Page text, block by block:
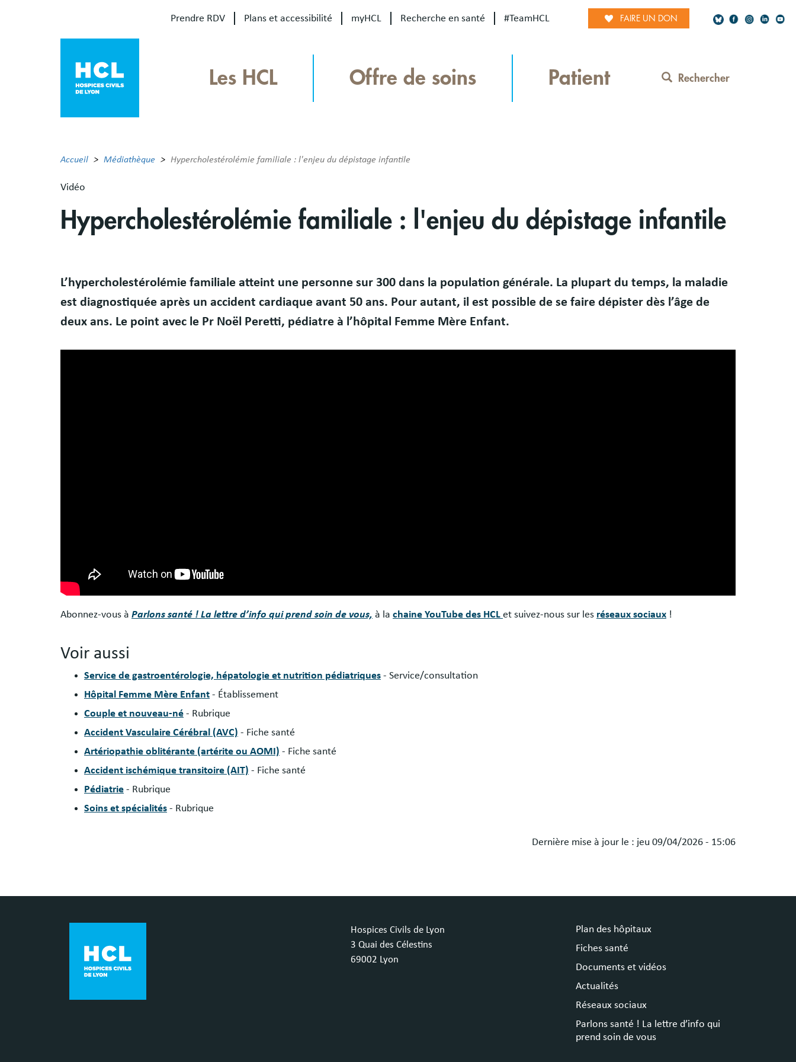
Prendre RDV Plans et accessibilité myHCL Recherche en santé #TeamHCL FAIRE UN DON
Network
Les HCL Offre de soins Patient Rechercher
Accueil Médiathèque Hypercholestérolémie familiale : l'enjeu du dépistage infantile
Vidéo
Hypercholestérolémie familiale : l'enjeu du dépistage infantile
Body
L’hypercholestérolémie familiale atteint une personne sur 300 dans la population générale. La plupart du temps, la maladie
est diagnostiquée après un accident cardiaque avant 50 ans. Pour autant, il est possible de se faire dépister dès l’âge de
deux ans. Le point avec le Pr Noël Peretti, pédiatre à l’hôpital Femme Mère Enfant.
Abonnez-vous à Parlons santé ! La lettre d’info qui prend soin de vous, à la chaine YouTube des HCL et suivez-nous sur les réseaux sociaux !
Voir aussi
Service de gastroentérologie, hépatologie et nutrition pédiatriques - Service/consultation
Hôpital Femme Mère Enfant - Établissement
Couple et nouveau-né - Rubrique
Accident Vasculaire Cérébral (AVC) - Fiche santé
Artériopathie oblitérante (artérite ou AOMI) - Fiche santé
Accident ischémique transitoire (AIT) - Fiche santé
Pédiatrie - Rubrique
Soins et spécialités - Rubrique
Dernière mise à jour le : jeu 09/04/2026 - 15:06
Hospices Civils de Lyon
3 Quai des Célestins
69002 Lyon
Plan des hôpitaux
Fiches santé
Documents et vidéos
Actualités
Réseaux sociaux
Parlons santé ! La lettre d’info qui
prend soin de vous